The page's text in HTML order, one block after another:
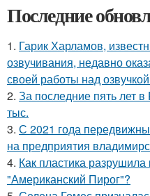
Последние
1. Гарик Харламов,
озвучивания, недавно
своей работы над
2. За последние пять лет
тыс.
3. С 2021 года
на предприятия
4. Как пластика
"Американский Пирог"?